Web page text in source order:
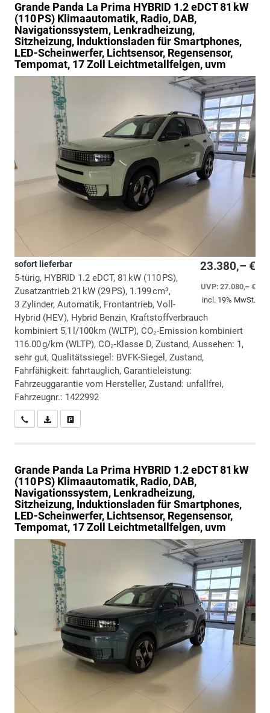
Grande Panda La Prima HYBRID 1.2 eDCT 81 kW
(110 PS) Klimaautomatik, Radio, DAB,
Navigationssystem, Lenkradheizung,
Sitzheizung, Induktionsladen für Smartphones,
LED-Scheinwerfer, Lichtsensor, Regensensor,
Tempomat, 17 Zoll Leichtmetallfelgen, uvm
23.380,– €
UVP:27.080,– €
incl. 19% MwSt.
sofort lieferbar
5-türig, HYBRID 1.2 eDCT, 81 kW (110 PS),
Zusatzantrieb 21 kW (29 PS), 1.199 cm³,
3 Zylinder, Automatik, Frontantrieb, Voll-
Hybrid (HEV), Hybrid Benzin, Kraftstoffverbrauch
kombiniert 5,1 l/100km (WLTP), CO₂-Emission kombiniert
116.00 g/km (WLTP), CO₂-Klasse D, Zustand, Aussehen: 1,
sehr gut, Qualitätssiegel: BVFK-Siegel, Zustand,
Fahrfähigkeit: fahrtauglich, Garantieleistung:
Fahrzeuggarantie vom Hersteller, Zustand: unfallfrei,
Fahrzeugnr.: 1422992
Wir rufen Sie anPDF-Datei, Fahrzeugexposé drucken
Grande Panda La Prima HYBRID 1.2 eDCT 81 kW
(110 PS) Klimaautomatik, Radio, DAB,
Navigationssystem, Lenkradheizung,
Sitzheizung, Induktionsladen für Smartphones,
LED-Scheinwerfer, Lichtsensor, Regensensor,
Tempomat, 17 Zoll Leichtmetallfelgen, uvm